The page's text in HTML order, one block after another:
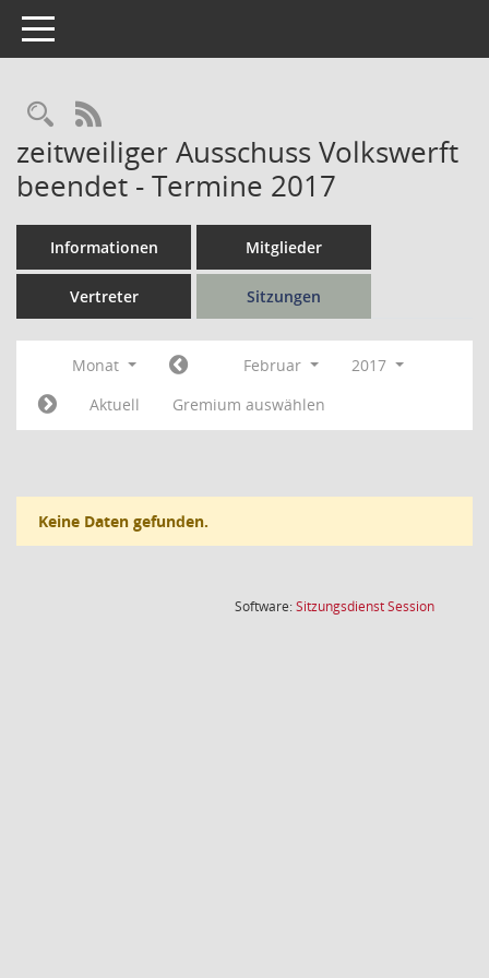
Toggle navigation
Rechercheauswahl
RSS-Feed
zeitweiliger Ausschuss Volkswerft
beendet - Termine 2017
Informationen Mitglieder
Vertreter Sitzungen
Monat Februar
2017
Aktuell
Gremium auswählen
Keine Daten gefunden.
Software:SitzungsdienstSession(Wird in